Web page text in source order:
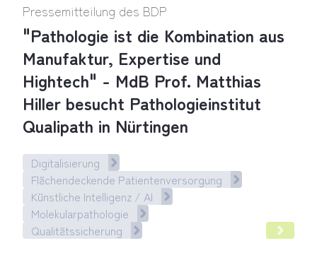
Pressemitteilung des BDP
"Pathologie ist die Kombination aus
Manufaktur, Expertise und
Hightech" - MdB Prof. Matthias
Hiller besucht Pathologieinstitut
Qualipath in Nürtingen
Digitalisierung
Flächendeckende Patientenversorgung
Künstliche Intelligenz / AI
Molekularpathologie
Qualitätssicherung